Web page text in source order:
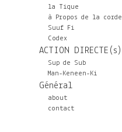
la Tique
à Propos de la corde
Suuf Fi
Codex
ACTION DIRECTE(s)
Sup de Sub
Man-Keneen-Ki
Général
about
contact